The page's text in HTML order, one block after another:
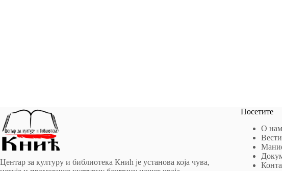
Центар за културу и библиотека Кнић је установа која чува,
Посетите
О
Вести